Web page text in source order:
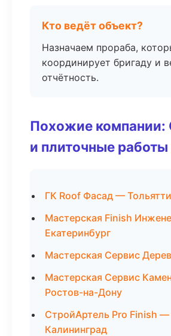
Кто ведёт объект?
Назначаем прораба,
координирует бригаду и
отчётность.
Похожие компании:
и плиточные работы
ГК Roof Фасад — Тольятти
Мастерская Finish
Екатеринбург
Мастерская Сервис
Мастерская Сервис
Ростов-на-Дону
СтройАртель Pro Finish —
Калининград